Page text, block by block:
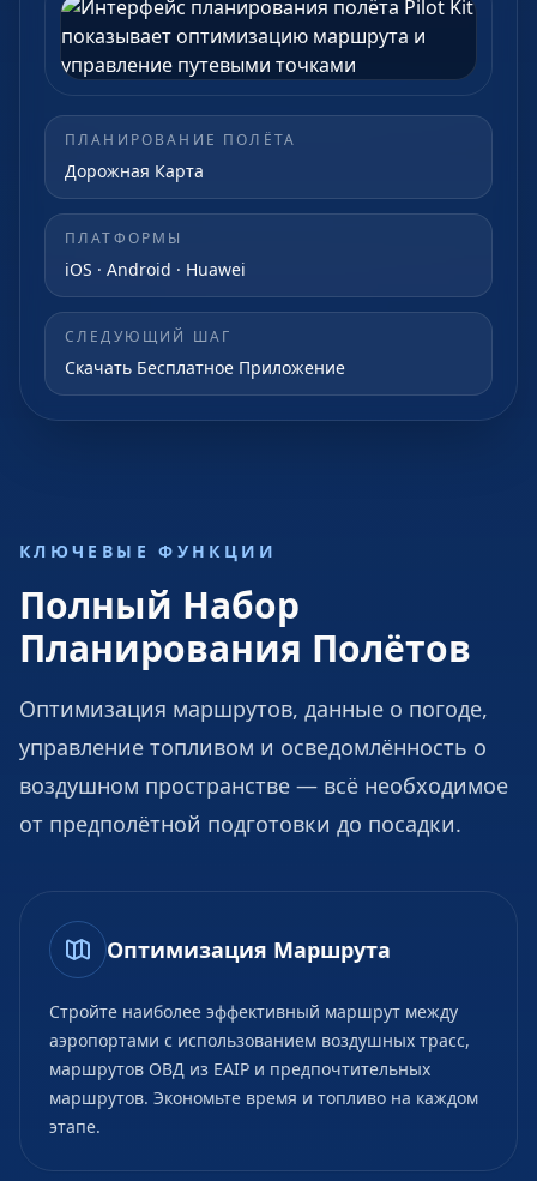
ПЛАНИРОВАНИЕ ПОЛЁТА
Дорожная Карта
ПЛАТФОРМЫ
iOS · Android · Huawei
СЛЕДУЮЩИЙ ШАГ
Скачать Бесплатное Приложение
КЛЮЧЕВЫЕ ФУНКЦИИ
Полный Набор
Планирования Полётов
Оптимизация маршрутов, данные о погоде,
управление топливом и осведомлённость о
воздушном пространстве — всё необходимое
от предполётной подготовки до посадки.
Оптимизация Маршрута
Стройте наиболее эффективный маршрут между
аэропортами с использованием воздушных трасс,
маршрутов ОВД из EAIP и предпочтительных
маршрутов. Экономьте время и топливо на каждом
этапе.